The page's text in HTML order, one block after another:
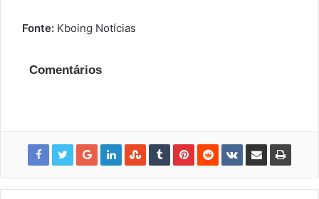
Fonte: Kboing Notícias
Comentários